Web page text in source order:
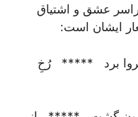
عشق و اشتياق
ایشان است:
برد ***** رُخِ